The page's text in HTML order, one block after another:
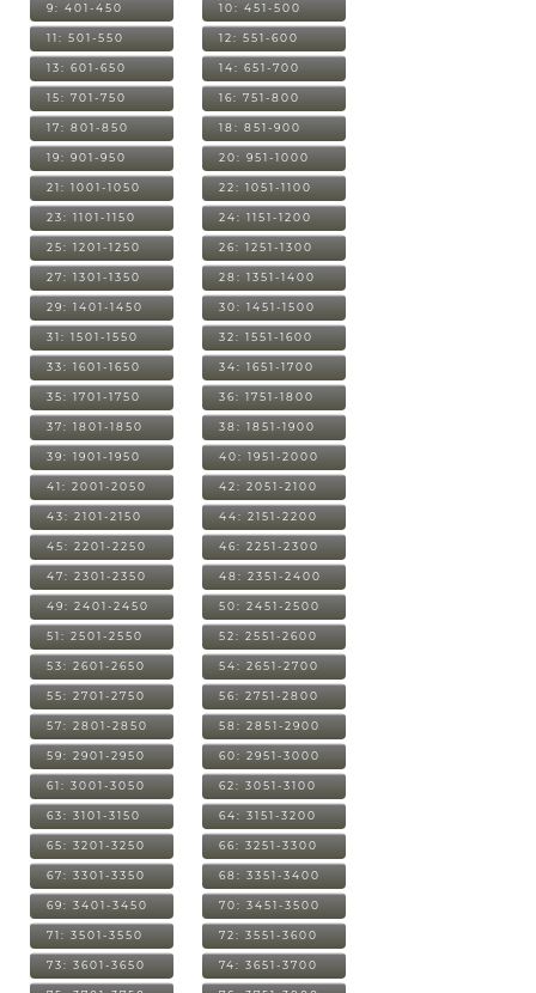
9: 401-450 10: 451-500
11: 501-550 12: 551-600
13: 601-650 14: 651-700
15: 701-750 16: 751-800
17: 801-850 18: 851-900
19: 901-950 20: 951-1000
21: 1001-1050 22: 1051-1100
23: 1101-1150 24: 1151-1200
25: 1201-1250 26: 1251-1300
27: 1301-1350 28: 1351-1400
29: 1401-1450 30: 1451-1500
31: 1501-1550 32: 1551-1600
33: 1601-1650 34: 1651-1700
35: 1701-1750 36: 1751-1800
37: 1801-1850 38: 1851-1900
39: 1901-1950 40: 1951-2000
41: 2001-2050 42: 2051-2100
43: 2101-2150 44: 2151-2200
45: 2201-2250 46: 2251-2300
47: 2301-2350 48: 2351-2400
49: 2401-2450 50: 2451-2500
51: 2501-2550 52: 2551-2600
53: 2601-2650 54: 2651-2700
55: 2701-2750 56: 2751-2800
57: 2801-2850 58: 2851-2900
59: 2901-2950 60: 2951-3000
61: 3001-3050 62: 3051-3100
63: 3101-3150 64: 3151-3200
65: 3201-3250 66: 3251-3300
67: 3301-3350 68: 3351-3400
69: 3401-3450 70: 3451-3500
71: 3501-3550 72: 3551-3600
73: 3601-3650 74: 3651-3700